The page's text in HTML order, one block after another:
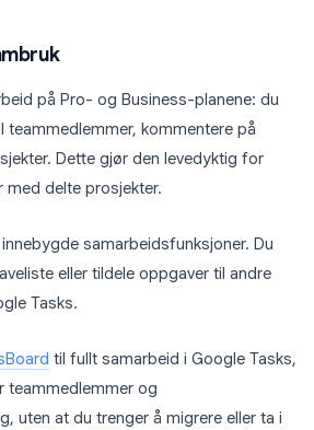
på Pro- og Business-planene: du
teammedlemmer, kommentere på
Dette gjør den levedyktig for
delte prosjekter.
samarbeidsfunksjoner. Du
eller tildele oppgaver til andre
Tasks.
til fullt samarbeid i Google Tasks,
teammedlemmer og
uten at du trenger å migrere eller ta i